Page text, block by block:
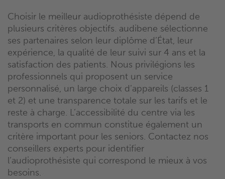
Choisir le meilleur audioprothésiste dépend de
plusieurs critères objectifs. audibene sélectionne
ses partenaires selon leur diplôme d’État, leur
expérience, la qualité de leur suivi sur 4 ans et la
satisfaction des patients. Nous privilégions les
professionnels qui proposent un service
personnalisé, un large choix d’appareils (classes 1
et 2) et une transparence totale sur les tarifs et le
reste à charge. L’accessibilité du centre via les
transports en commun constitue également un
critère important pour les seniors. Contactez nos
conseillers experts pour identifier
l’audioprothésiste qui correspond le mieux à vos
besoins.